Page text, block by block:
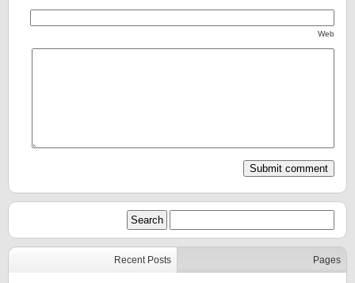
Web
Recent Posts Pages